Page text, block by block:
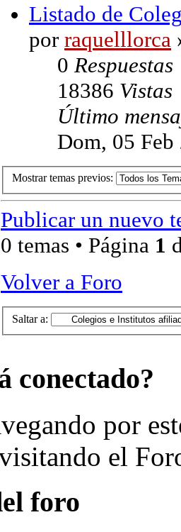
Listado de
por raquelllorca
0 Respuestas
18386 Vistas
Último
Dom, 05
Mostrar temas previos:
Publicar un nuevo
0 temas • Página 1
Volver a Foro
Saltar a:
conectado?
por
el
foro